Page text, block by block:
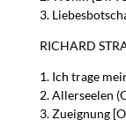
3.
RICHARD
1. Ich trage
2. Allerseelen
3. Zueignung